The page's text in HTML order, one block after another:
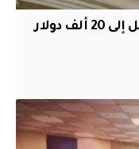
أميركا تقر سندات تأشيرات تصل إلى 20 ألف دولار